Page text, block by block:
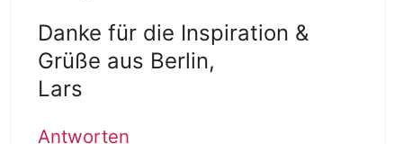
Danke für die Inspiration &
Grüße aus Berlin,
Lars
Antworten